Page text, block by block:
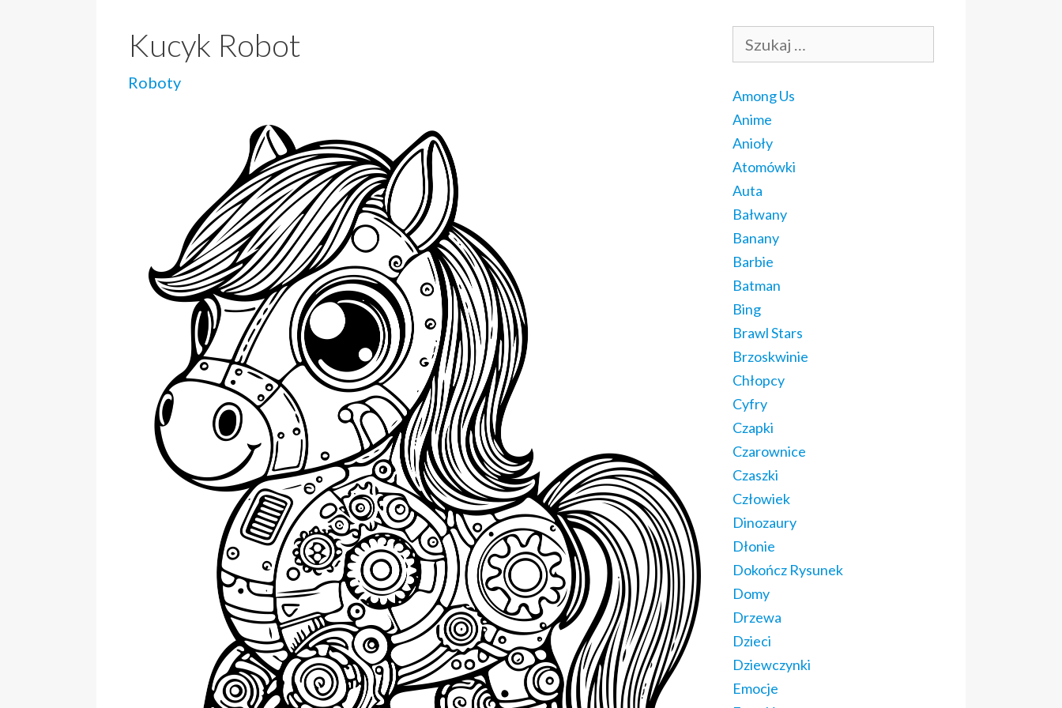
Kucyk Robot
Roboty
Among Us
Anime
Anioły
Atomówki
Auta
Bałwany
Banany
Barbie
Batman
Bing
Brawl Stars
Brzoskwinie
Chłopcy
Cyfry
Czapki
Czarownice
Czaszki
Człowiek
Dinozaury
Dłonie
Dokończ Rysunek
Domy
Drzewa
Dzieci
Dziewczynki
Emocje